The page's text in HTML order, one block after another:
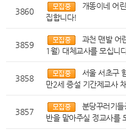
3860
개똥이네 어
집합니다!
3859
과천 맨발 어
1월) 대체교사를 모십니
3858
서울 서초구
만2세 증설 기간제교사
3857
분당꾸러기
반을 맡아주실 정교사를